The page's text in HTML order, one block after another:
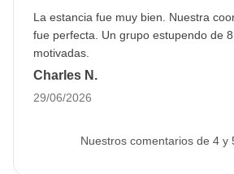
La estancia fue muy bien. Nuestra
fue perfecta. Un grupo estupendo de
motivadas.
Charles N.
29/06/2026
Nuestros comentarios de 4 y